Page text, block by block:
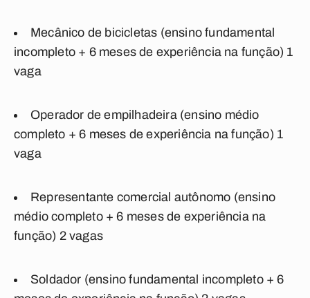
Mecânico de bicicletas (ensino fundamental
incompleto + 6 meses de experiência na função) 1
vaga
Operador de empilhadeira(ensino médio
completo + 6 meses de experiência na função) 1
vaga
Representante comercial autônomo (ensino
médio completo + 6 meses de experiência na
função) 2 vagas
Soldador (ensino fundamental incompleto + 6